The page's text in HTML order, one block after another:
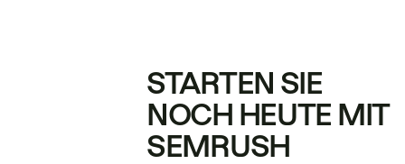
STARTEN SIE
NOCH HEUTE MIT
SEMRUSH